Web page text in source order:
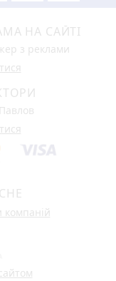
НА САЙТІ
з реклами
компаній